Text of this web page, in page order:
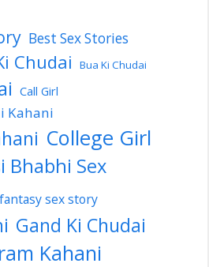
Best Sex Stories
Chudai Bua Ki Chudai
Call Girl
Kahani
College Girl
Bhabhi Sex
fantasy sex story
Gand Ki Chudai
Kahani